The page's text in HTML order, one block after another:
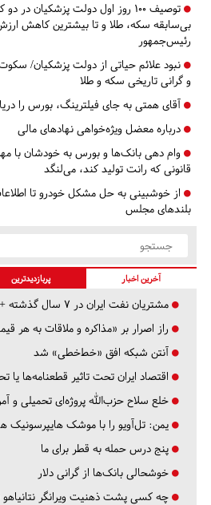
توصیف ۱۰۰ روز اول دولت پزشکیان
رئیس‌جمهور
نبود علائم حیاتی از دولت پزشکیان/
و گرانی تاریخی سکه و طلا
آقای همتی به جای فیلترینگ، بورس را
درباره معضل ‌ویژه‌خواهی نهاد‌های مالی
وام دهی بانک‌ها و بورس به خودشان با
قانونی که رانت تولید کند، می‌لنگد
از خوشبینی به حل مشکل خودرو تا
بلندهای مجلس
آخرین اخبار پربازدیدترین
مشتریان نفت ایران در ۷ سال گذشته +فیلم
راز اصرار بر «مذاکره و ملاقات به
آنتن شبکه افق «خط‌خطی» شد
اقتصاد ایران تحت تاثیر قطعنامه‌ها یا
خلع سلاح حزب‌الله پروژه‌ای تحمیلی و
یمن: تل‌آویو را با موشک هایپرسونیک
پنج درس‌ حمله به قطر برای ما
خوشحالی بانک‌ها از گرانی دلار
چه کسی پشت ذهنیت ویرانگر نتانیاهو